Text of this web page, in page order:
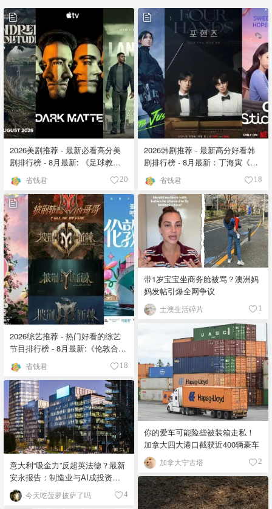
2026美剧推荐 - 最新必看高分美
剧排行榜 - 8月最新: 《​​足球教练
》第四季回归！
省钱君 20
2026韩剧推荐 - 最新高分好看韩
剧排行榜 - 8月最新：丁海寅《我
的荒糖恋爱 》上线❣️
省钱君 18
2026综艺推荐 - 热门好看的综艺
节目排行榜 - 8月最新:《​​伦敦合伙
人》回归啦
省钱君 18
带1岁宝宝坐商务舱被骂？澳洲妈
妈发帖引爆全网争议
土澳生活碎片 1
你的爱车可能险些被装箱走私！
加拿大四大港口截获近400辆豪车
加拿大宁古塔 2
意大利“吸金力”反超英法德？最新
安永报告：制造业与AI成投资新
宠！ 今天吃菠萝披萨了吗 4